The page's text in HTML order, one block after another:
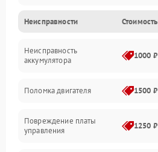
Привод
Механические повреждения
Неисправности Стоимость
Неисправность
аккумулятора
1000 ₽
Поломка двигателя 1500 ₽
Повреждение платы
управления
1250 ₽